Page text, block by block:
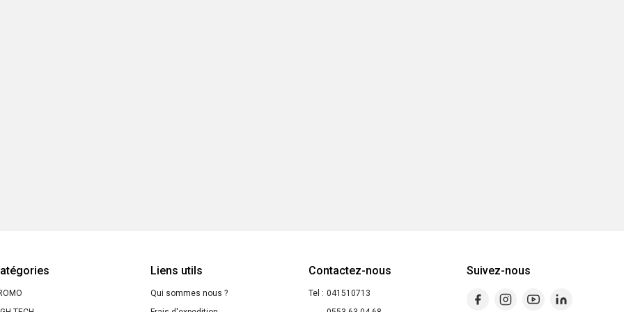
Liens utils
Qui sommes nous ?
Contactez-nous
Tel : 041510713
Suivez-nous